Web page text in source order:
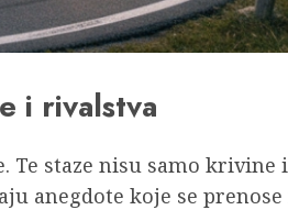
i rivalstva
Te staze nisu samo krivine
anegdote koje se